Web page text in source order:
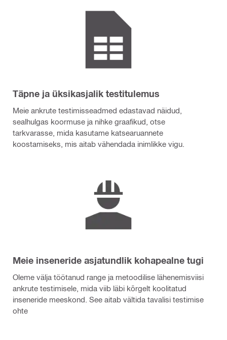
Täpne ja üksikasjalik testitulemus
Meie ankrute testimisseadmed edastavad näidud,
sealhulgas koormuse ja nihke graafikud, otse
tarkvarasse, mida kasutame katsearuannete
koostamiseks, mis aitab vähendada inimlikke vigu.
Meie inseneride asjatundlik kohapealne tugi
Oleme välja töötanud range ja metoodilise lähenemisviisi
ankrute testimisele, mida viib läbi kõrgelt koolitatud
inseneride meeskond. See aitab vältida tavalisi testimise
ohte